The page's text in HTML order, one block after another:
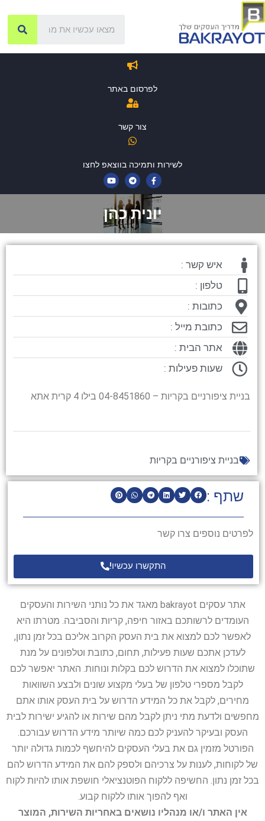
לפרסום באתר
צור קשר
לשירות ותמיכה בווצאפ לחצו
יונית כהן
שתף :
לפרטים נוספים צרו קשר
התקשרו עכשיו!
איש קשר :
טלפון :
כתובות :
כתובת מייל :
אתר הבית :
שעות פעילות :
בניית ציפורניים בקריות – 04-8451860 בילו 4 קרית אתא
בניית ציפורניים בקריות
אתר עסקים bakrayot מאגד את כל נותני השירות והעסקים
העומדים לרשותכם באזור חיפה, קריות והסביבה. מטרתו היא
לאפשר לכם למצוא את בית העסק הקרוב אליכם בכל זמן נתון,
לעדכן אתכם שעות פעילות, תחום, כתובת וטלפונים על מנת
שתוכלו למצוא את הדרוש לכם בקלות ונוחות. האתר יאפשר לכם
לקבל מספרי טלפון של בעלי מקצוע שונים ולבצע השוואות
מחירים, לקבל את כל המידע הדרוש על בית העסק אותו אתם
מחפשים ולדעת מתי ניתן לקבל מהם שירות או להגיע ישירות לבית
העסק ובעיקר להעניק לכם כמה שיותר מידע הדרוש עבורכם.
הפורטל מזמין גם את בעלי העסקים להיחשף לכמות גדולה יותר
של לקוחות, לענות על צרכיהם ולספק להם את המידע הדרוש להם
בכל זמן נתון. החשיפה ללקוח הפוטנציאלי חושפת אותו להיות לקוח
ואף להפוך אותו ללקוח קבוע.
אין האתר ו/או מנהליו נושאים באחריות השירות, המוצר